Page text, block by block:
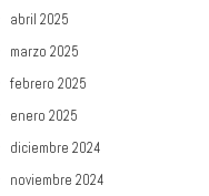
abril 2025
marzo 2025
febrero 2025
enero 2025
diciembre 2024
noviembre 2024